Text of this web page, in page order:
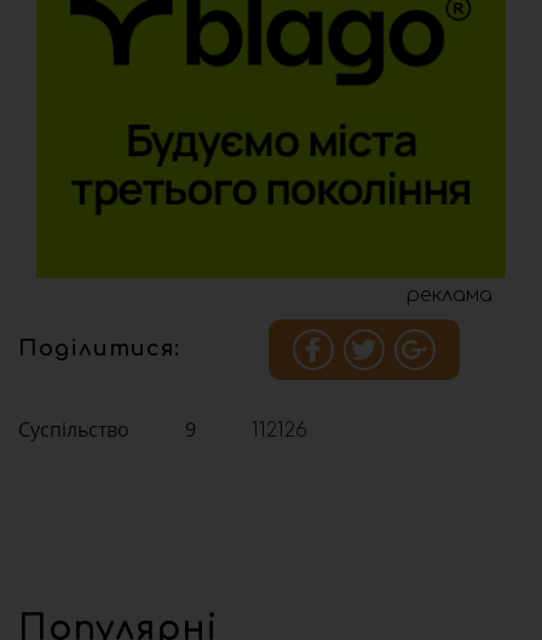
реклама
Поділитися:
Суспільство 9 112126
Популярні